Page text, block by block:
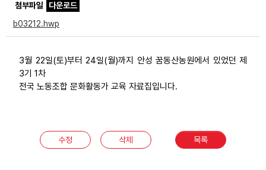
첨부파일
다운로드
b03212.hwp
3월 22일(토)부터 24일(월)까지 안성 꿈동산농원에서 있었던 제
3기 1차
전국 노동조합 문화활동가 교육 자료집입니다.
수정 삭제 목록
문서자료
미디어자료
카드뉴스